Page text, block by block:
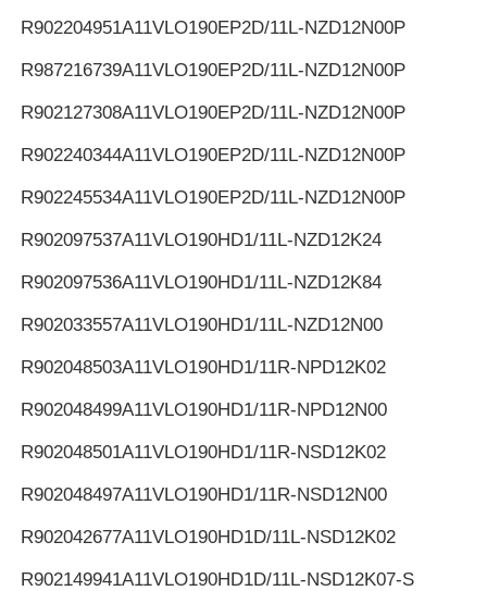
R902204951A11VLO190EP2D/11L-NZD12N00P
R987216739A11VLO190EP2D/11L-NZD12N00P
R902127308A11VLO190EP2D/11L-NZD12N00P
R902240344A11VLO190EP2D/11L-NZD12N00P
R902245534A11VLO190EP2D/11L-NZD12N00P
R902097537A11VLO190HD1/11L-NZD12K24
R902097536A11VLO190HD1/11L-NZD12K84
R902033557A11VLO190HD1/11L-NZD12N00
R902048503A11VLO190HD1/11R-NPD12K02
R902048499A11VLO190HD1/11R-NPD12N00
R902048501A11VLO190HD1/11R-NSD12K02
R902048497A11VLO190HD1/11R-NSD12N00
R902042677A11VLO190HD1D/11L-NSD12K02
R902149941A11VLO190HD1D/11L-NSD12K07-S